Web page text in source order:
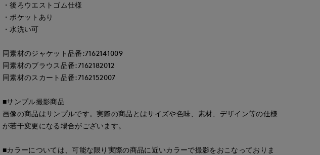
ERI
ERI
・後ろウエストゴム仕様
・ポケットあり
・水洗い可
同素材のジャケット品番:7162141009
同素材のブラウス品番:7162182012
同素材のスカート品番:7162152007
■サンプル撮影商品
画像の商品はサンプルです。実際の商品とはサイズや色味、素材、デザイン等の仕様
が若干変更になる場合がございます。
■カラーについては、可能な限り実際の商品に近いカラーで撮影をおこなっておりま